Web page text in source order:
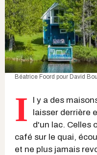
Béatrice Foord pour David
I
l y a des
laisser derrière
d'un lac. Celles
café sur le quai,
et ne plus jamais